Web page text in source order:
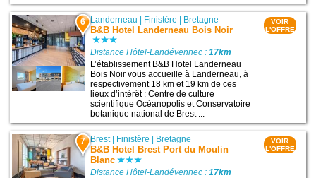
6 Landerneau | Finistère | Bretagne
B&B Hotel Landerneau Bois Noir
Distance Hôtel-Landévennec :17km
L’établissement B&B Hotel Landerneau
Bois Noir vous accueille à Landerneau, à
respectivement 18 km et 19 km de ces
lieux d’intérêt : Centre de culture
scientifique Océanopolis et Conservatoire
botanique national de Brest ...
VOIR
L'OFFRE
7 Brest| Finistère Bretagne
B&B Hotel Brest Port du Moulin
Blanc
Distance Hôtel-Landévennec :17km
VOIR
L'OFFRE